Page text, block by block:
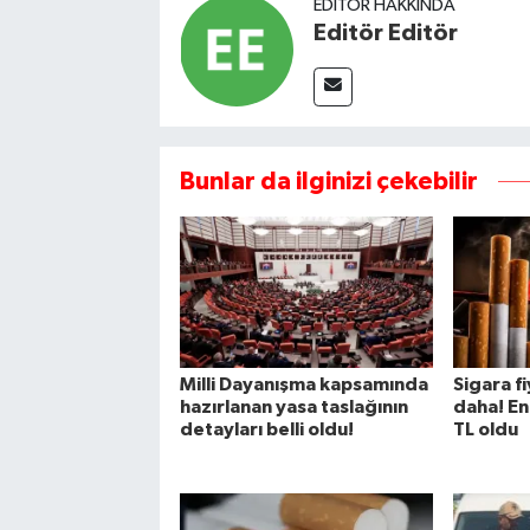
EDITÖR HAKKINDA
Editör Editör
Bunlar da ilginizi çekebilir
Milli Dayanışma kapsamında
hazırlanan yasa taslağının
detayları belli oldu!
Sigara
daha!
TL oldu